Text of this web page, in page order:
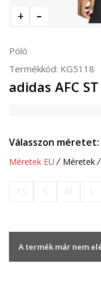
Póló
Termékkód: KG5118
adidas AFC ST
Válasszon méretet:
Méretek EU Méretek
A termék már nem